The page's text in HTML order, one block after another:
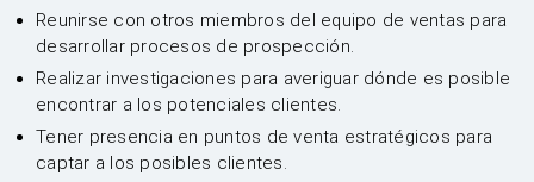
Reunirse con otros miembros del equipo de ventas para
desarrollar procesos de prospección.
Realizar investigaciones para averiguar dónde es posible
encontrar a los potenciales clientes.
Tener presencia en puntos de venta estratégicos para
captar a los posibles clientes.